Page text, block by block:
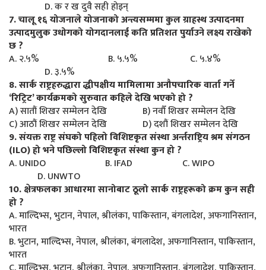
D. क र ख दुवै सही होइन्
7. चालू १६ योजनाले योजनाको अन्त्यसम्ममा कुल ग्राहस्थ उत्पादनमा
उत्पादमुलुक उधोगको योगदानलाई कति प्रतिशत पुर्याउने लक्ष्य राखेको
छ ?
A. २.५% B. ५.५% C. ५.४%
D. ३.५%
8. सार्क राष्ट्रहरुद्धारा द्धीपक्षीय मामिलामा अनौपचारिक वार्ता गर्ने
‘रिट्रिट’ कार्यक्रमको सुरुवात कहिले देखि भएको हो ?
A) सातौं शिखर सम्मेलन देखि B) नवौँ शिखर सम्मेलन देखि
C) आठौं शिखर सम्मेलन देखि D) दशौं शिखर सम्मेलन देखि
9. संयक्त राष्ट्र संघको पहिलो विशिष्टकृत संस्था अर्न्तराष्ट्रिय श्रम संगठन
(ILO) हो भने पछिल्लो विशिष्टकृत संस्था कुन हो ?
A. UNIDO B. IFAD C. WIPO
D. UNWTO
10. क्षेत्रफलका आधारमा सानोबाट ठूलो सार्क राष्ट्रहरूको क्रम कुन सही
हो ?
A. माल्दिभ्स, भुटान, नेपाल, श्रीलंका, पाकिस्तान, बंगलादेश, अफगानिस्तान,
भारत
B. भुटान, माल्दिभ्स, नेपाल, श्रीलंका, बंगलादेश, अफगानिस्तान, पाकिस्तान,
भारत